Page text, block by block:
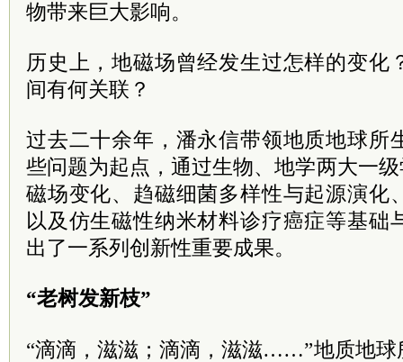
物带来巨大影响。
历史上，地磁场曾经发生过怎样的变化
间有何关联？
过去二十余年，潘永信带领地质地球所
些问题为起点，通过生物、地学两大一
磁场变化、趋磁细菌多样性与起源演化
以及仿生磁性纳米材料诊疗癌症等基础
出了一系列创新性重要成果。
“老树发新枝”
“滴滴，滋滋；滴滴，滋滋……”地质地球